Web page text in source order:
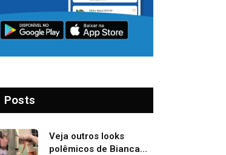
Posts
Veja outros looks
polêmicos de Bianca